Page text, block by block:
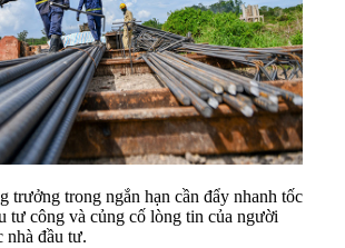
trưởng trong ngắn hạn cần đẩy nhanh tốc
tư công và củng cố lòng tin của người
nhà đầu tư.